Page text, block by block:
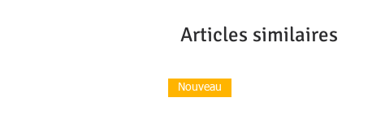
Articles similaires
Nouveau